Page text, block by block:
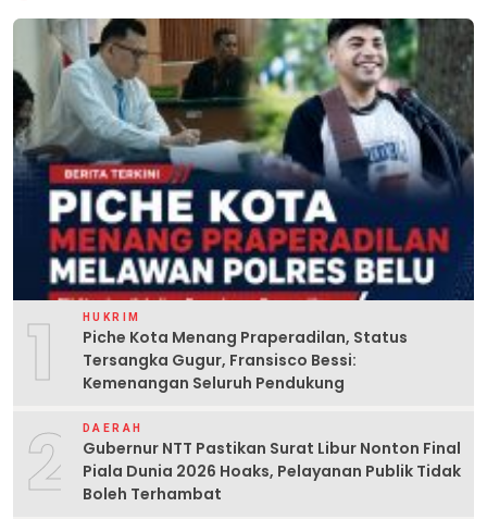
1 HUKRIM
Piche Kota Menang Praperadilan, Status
Tersangka Gugur, Fransisco Bessi:
Kemenangan Seluruh Pendukung
2 DAERAH
Gubernur NTT Pastikan Surat Libur Nonton Final
Piala Dunia 2026 Hoaks, Pelayanan Publik Tidak
Boleh Terhambat